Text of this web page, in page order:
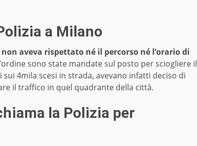
a Milano
aveva rispettato né il percorso né l’orario di
sono state mandate sul posto per sciogliere il
4mila scesi in strada, avevano infatti deciso di
il traffico in quel quadrante della città.
la Polizia per